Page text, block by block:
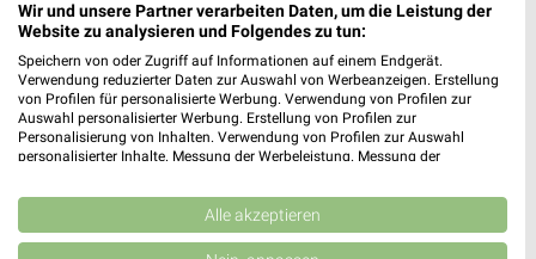
9 km
Hot Sommer Sale
Gültig bis Sa. 29.08.
10 km
Angebote ab 03.08.
Gültig bis Sa. 08.08.
Kaufland
Wir und unsere Partner verarbeiten Daten, um die Leistung der
Website zu analysieren und Folgendes zu tun:
Speichern von oder Zugriff auf Informationen auf einem Endgerät.
Verwendung reduzierter Daten zur Auswahl von Werbeanzeigen. Erstellung
von Profilen für personalisierte Werbung. Verwendung von Profilen zur
Auswahl personalisierter Werbung. Erstellung von Profilen zur
Personalisierung von Inhalten. Verwendung von Profilen zur Auswahl
personalisierter Inhalte. Messung der Werbeleistung. Messung der
Kombinationen von Daten aus verschiedenen Quellen. Entwicklung und
Verbesserung der Angebote. Verwendung reduzierter Daten zur Auswahl
von Inhalten.
Daten können außerhalb der Europäischen Union weitergegeben und in die
Alle akzeptieren